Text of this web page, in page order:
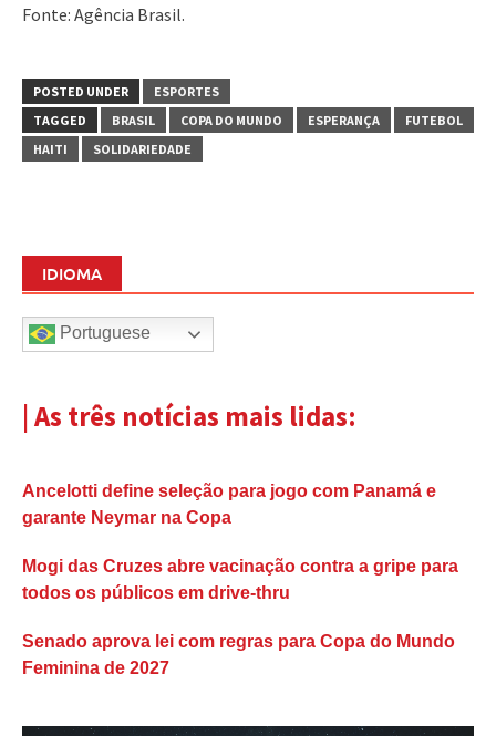
Fonte: Agência Brasil.
POSTED UNDER
ESPORTES
TAGGED
BRASIL COPA DO MUNDO ESPERANÇA
FUTEBOL
HAITI
SOLIDARIEDADE
IDIOMA
Portuguese
| As três notícias mais lidas:
Ancelotti define seleção para jogo com Panamá e
garante Neymar na Copa
Mogi das Cruzes abre vacinação contra a gripe para
todos os públicos em drive-thru
Senado aprova lei com regras para Copa do Mundo
Feminina de 2027